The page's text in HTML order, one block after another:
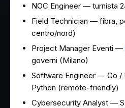
NOC Engineer — turnista
Field Technician — fibra,
centro/nord)
Project Manager Eventi —
governi (Milano)
Software Engineer — Go /
Python (remote-friendly)
Cybersecurity Analyst —